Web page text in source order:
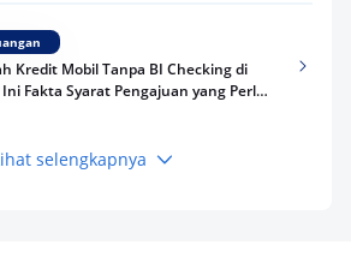
Kredit Mobil Tanpa BI Checking di
Ini Fakta Syarat Pengajuan yang Perlu
selengkapnya